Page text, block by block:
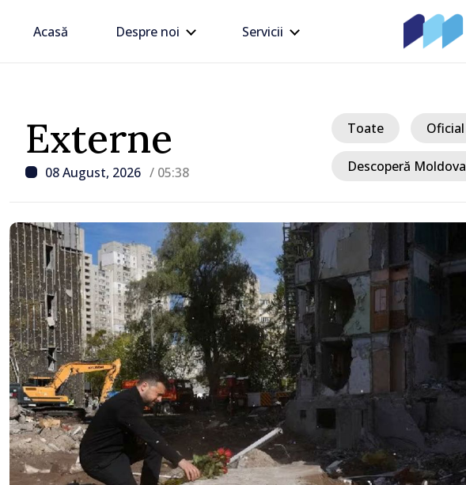
Acasă Despre noi Servicii
Externe
08 August, 2026 / 05:38
Toate Oficial
Descoperă Moldova
/ Acum 8 ore
Zelenski a ajuns în Serbia, în prima
sa vizită în acest stat aliat
tradițional al Rusiei după 2022